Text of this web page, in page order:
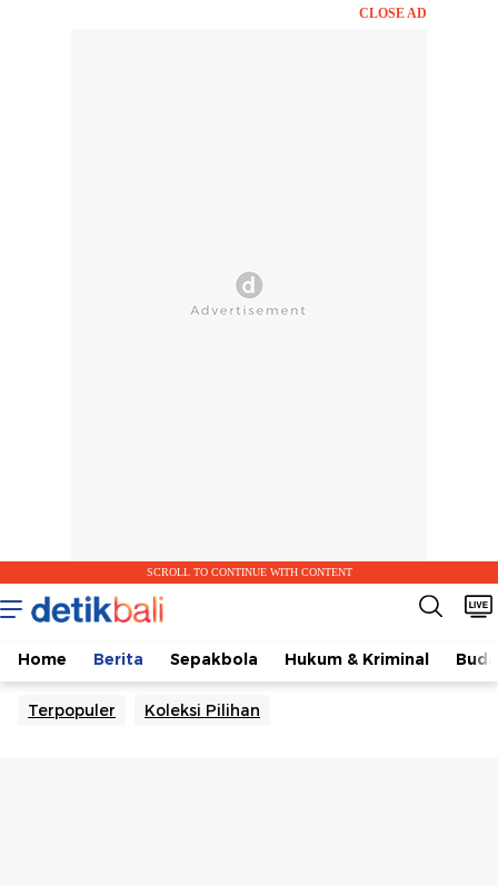
CLOSE AD
SCROLL TO CONTINUE WITH CONTENT
Home Berita Sepakbola Hukum & Kriminal
Terpopuler Koleksi Pilihan